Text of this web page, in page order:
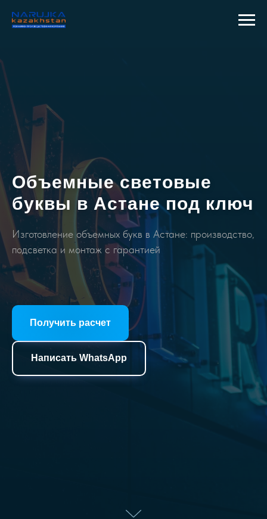
Объемные световые
буквы в Астане под ключ
Изготовление объемных букв в Астане: производство,
подсветка и монтаж с гарантией
Получить расчет
Написать WhatsApp